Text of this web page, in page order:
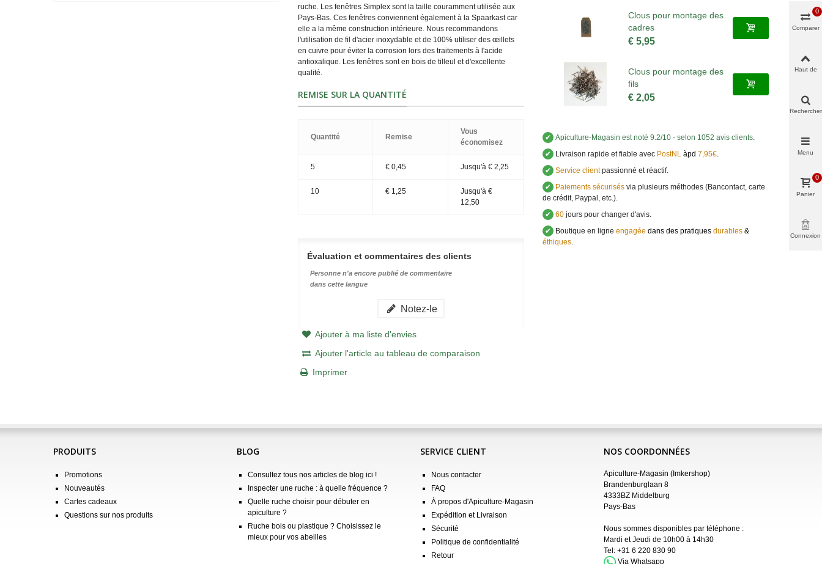
ruche. Les fenêtres Simplex sont la taille couramment utilisée aux
Pays-Bas. Ces fenêtres conviennent également à la Spaarkast car
elle a la même construction intérieure. Nous recommandons
l'utilisation de fil d'acier inoxydable et de 100% utiliser des œillets
en cuivre pour éviter la corrosion lors des traitements à l'acide
antioxalique. Les fenêtres sont en bois de tilleul et d'excellente
qualité.
REMISE SUR LA QUANTITÉ
Quantité Remise
Vous
économisez
5 € 0,45 Jusqu'à€ 2,25
10 € 1,25 Jusqu'à€
12,50
Évaluation et commentaires des clients
Personne n'a encore publié de commentaire
dans cette langue
Notez-le
Ajouter à ma liste d'envies
Ajouter l'article au tableau de comparaison
Imprimer
Clous pour montage des
cadres
€ 5,95
Clous pour montage des
fils
€ 2,05
✔ Apiculture-Magasin est noté 9.2/10 - selon 1052 avis clients.
✔ Livraison rapide et fiable avecPostNL àpd 7,95€.
✔ Service clientpassionné et réactif.
✔ Paiements sécurisésvia plusieurs méthodes (Bancontact, carte
de crédit, Paypal, etc.).
✔ 60jours pour changer d'avis.
✔ Boutique en ligne engagée dans des pratiques durables&
éthiques.
PRODUITS
Promotions
Nouveautés
Cartes cadeaux
Questions sur nos produits
BLOG
Consultez tous nos articles de blog ici !
Inspecter une ruche : à quelle fréquence ?
Quelle ruche choisir pour débuter en
apiculture ?
Ruche bois ou plastique ? Choisissez le
mieux pour vos abeilles
SERVICE CLIENT
Nous contacter
FAQ
À propos d'Apiculture-Magasin
Expédition et Livraison
Sécurité
Politique de confidentialité
Retour
NOS COORDONNÉES
Apiculture-Magasin (Imkershop)
Brandenburglaan 8
4333BZ Middelburg
Pays-Bas
Nous sommes disponibles par téléphone :
Mardi et Jeudi de 10h00 à 14h30
Tel: +31 6 220 830 90
Via Whatsapp
Comparer
0
Haut de
Rechercher
Menu
Panier
0
Connexion